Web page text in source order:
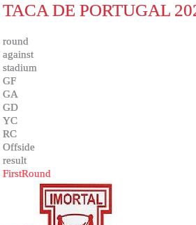
TACA DE PORTUGAL
round
against
stadium
GF
GA
GD
YC
RC
Offside
result
FirstRound